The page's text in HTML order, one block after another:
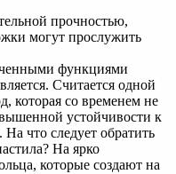
прочностью,
могут прослужить
функциями
Считается одной
которая со временем не
устойчивости к
что следует обратить
На ярко
которые создают на